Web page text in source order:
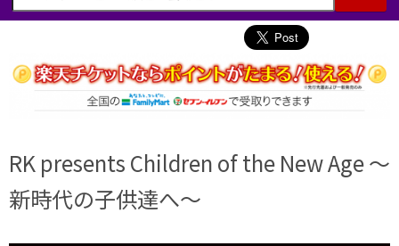
RK presents Children of the New Age 〜
新時代の子供達へ〜